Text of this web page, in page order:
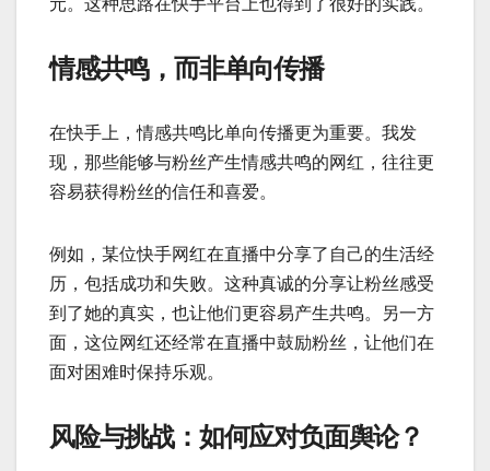
元。这种思路在快手平台上也得到了很好的实践。
情感共鸣，而非单向传播
在快手上，情感共鸣比单向传播更为重要。我发
现，那些能够与粉丝产生情感共鸣的网红，往往更
容易获得粉丝的信任和喜爱。
例如，某位快手网红在直播中分享了自己的生活经
历，包括成功和失败。这种真诚的分享让粉丝感受
到了她的真实，也让他们更容易产生共鸣。另一方
面，这位网红还经常在直播中鼓励粉丝，让他们在
面对困难时保持乐观。
风险与挑战：如何应对负面舆论？